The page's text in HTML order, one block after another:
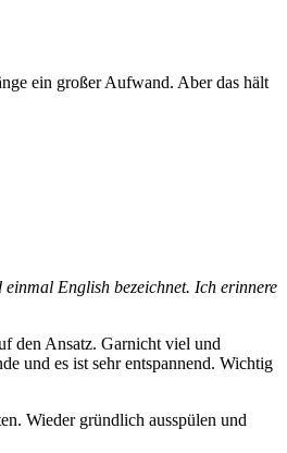
ein großer Aufwand. Aber das hält
English bezeichnet. Ich erinnere
den Ansatz. Garnicht viel und
und es ist sehr entspannend. Wichtig
Wieder gründlich ausspülen und